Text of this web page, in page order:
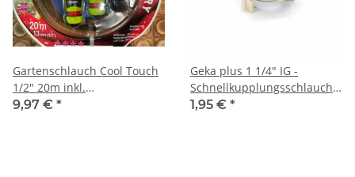
Gartenschlauch Cool Touch
1/2" 20m inkl.
Grundausstattung
9,97 € *
Geka plus 1 1/4" IG -
Innengewinde Messing
1,95 € *